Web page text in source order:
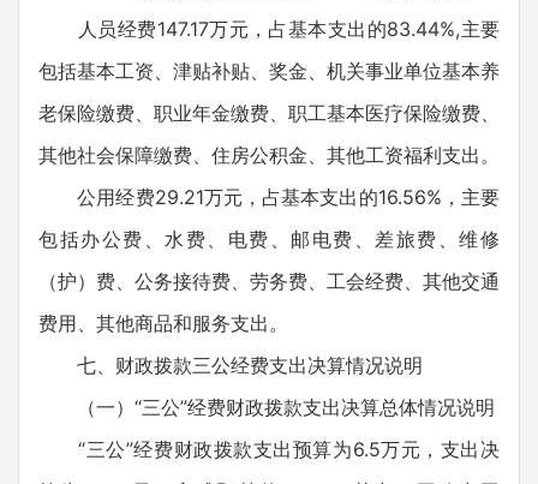
人员经费147.17万元，占基本支出的83.44%,主要
包括基本工资、津贴补贴、奖金、机关事业单位基本养
老保险缴费、职业年金缴费、职工基本医疗保险缴费、
其他社会保障缴费、住房公积金、其他工资福利支出。
公用经费29.21万元，占基本支出的16.56%，主要
包括办公费、水费、电费、邮电费、差旅费、维修
（护）费、公务接待费、劳务费、工会经费、其他交通
费用、其他商品和服务支出。
七、财政拨款三公经费支出决算情况说明
（一）“三公”经费财政拨款支出决算总体情况说明
“三公”经费财政拨款支出预算为6.5万元，支出决